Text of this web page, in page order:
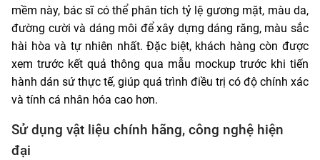
mềm này, bác sĩ có thể phân tích tỷ lệ gương mặt, màu da,
đường cười và dáng môi để xây dựng dáng răng, màu sắc
hài hòa và tự nhiên nhất. Đặc biệt, khách hàng còn được
xem trước kết quả thông qua mẫu mockup trước khi tiến
hành dán sứ thực tế, giúp quá trình điều trị có độ chính xác
và tính cá nhân hóa cao hơn.
Sử dụng vật liệu chính hãng, công nghệ hiện
đại